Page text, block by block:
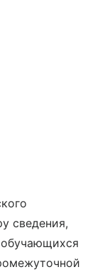
сведения,